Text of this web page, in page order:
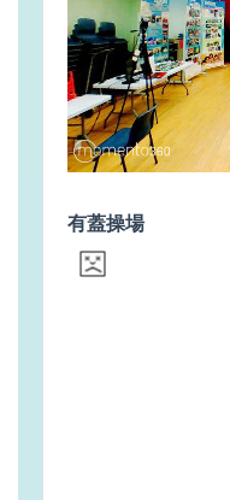
有蓋操場